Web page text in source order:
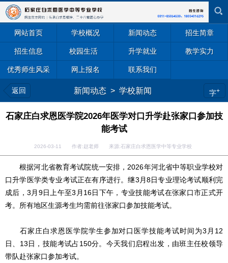
网站首页 学校概况 新闻动态 招生简章
招生信息 校园生活 升学就业 教学实力
优秀师生风采 网上报名 联系我们
返回 新闻动态 > 学校新闻 字+
石家庄白求恩医学院2026年医学对口升学赴张家口参加技
能考试
2026-03-11 作者:赵老师 来源:石家庄白求恩医学中等专业学校
根据河北省教育考试院统一安排，2026年河北省中等职业学校对
口升学医学类专业考试正在有序进行。继3月8日专业理论考试顺利完
成后，3月9日上午至3月16日下午，专业技能考试在张家口市正式开
考。所有地区生源考生均需前往张家口参加技能考试。
石家庄白求恩医学院学生参加对口医学技能考试时间为3月12
日、13日， 技能考试占150分。 今天我们启程出发，由班主任校领导
带队赴张家口参加考试。